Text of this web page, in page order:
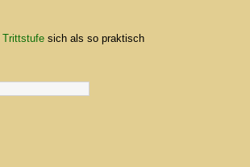
Trittstufe sich als so praktisch